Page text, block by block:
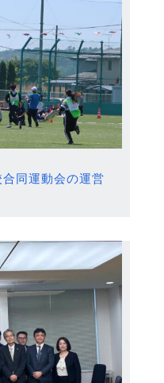
同運動会の運営